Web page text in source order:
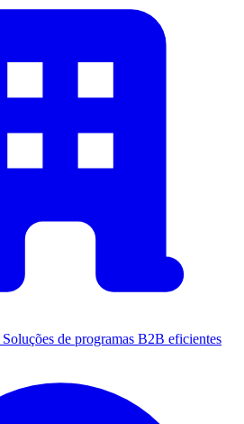
Soluções de programas B2B eficientes